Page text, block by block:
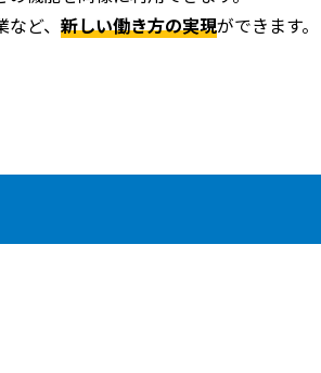
ど、 新しい働き方の実現ができます。